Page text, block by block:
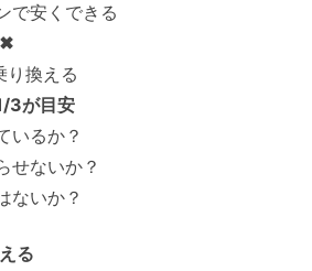
くできる
換える
3が目安
るか？
いか？
いか？
る